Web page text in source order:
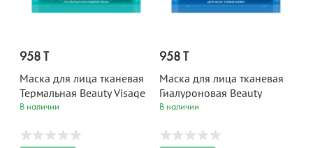
958 T
Маска для лица тканевая
Термальная Beauty Visage
25 мл
В наличии
958 T
Маска для лица тканевая
Гиалуроновая Beauty
Visage 25 мл
В наличии